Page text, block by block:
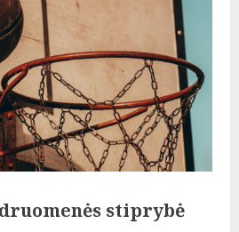
stiprybė